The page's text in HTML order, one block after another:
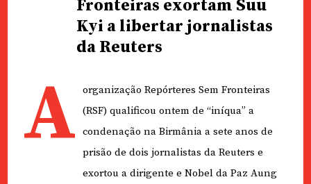
Fronteiras exortam Suu
Kyi a libertar jornalistas
da Reuters
A organização Repórteres Sem Fronteiras
(RSF) qualificou ontem de “iníqua” a
condenação na Birmânia a sete anos de
prisão de dois jornalistas da Reuters e
exortou a dirigente e Nobel da Paz Aung